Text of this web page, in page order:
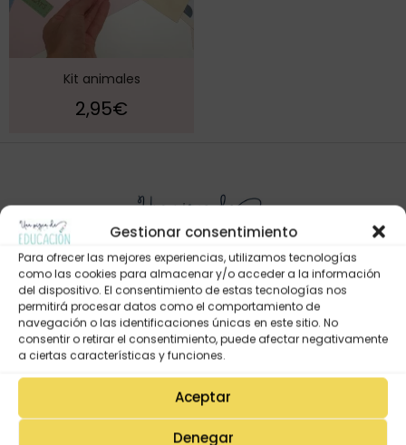
Gestionar consentimiento
Para ofrecer las mejores experiencias, utilizamos tecnologías
como las cookies para almacenar y/o acceder a la información
del dispositivo. El consentimiento de estas tecnologías nos
permitirá procesar datos como el comportamiento de
navegación o las identificaciones únicas en este sitio. No
consentir o retirar el consentimiento, puede afectar negativamente
a ciertas características y funciones.
Aceptar
Denegar
Kit animales
2,95€
Mi Cuenta
Lista de deseos
Mi Perfil
Descargas
Estado de mi pedido